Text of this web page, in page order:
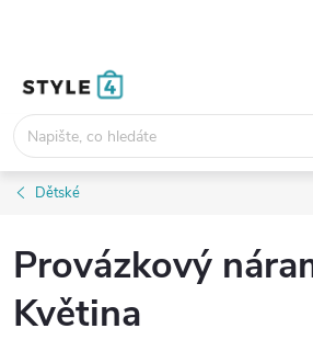
Dětské
Provázkový
Květina